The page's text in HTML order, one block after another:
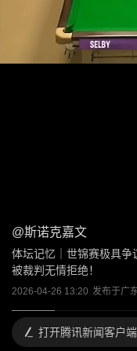
@斯诺克嘉文
体坛记忆｜世锦赛极具
被裁判无情拒绝！
2026-04-26 13:20 发布于广
打开腾讯新闻客户